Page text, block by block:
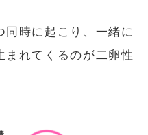
同時に起こり、一緒に
まれてくるのが二卵性